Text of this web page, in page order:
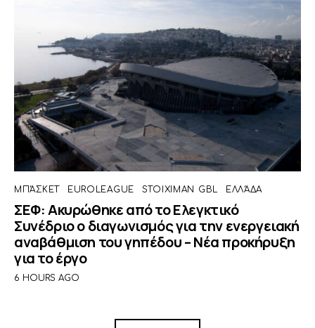
ΜΠΆΣΚΕΤ EUROLEAGUE STOIXIMAN GBL ΕΛΛΆΔΑ
ΣΕΦ: Ακυρώθηκε από το Ελεγκτικό
Συνέδριο ο διαγωνισμός για την ενεργειακή
αναβάθμιση του γηπέδου – Νέα προκήρυξη
για το έργο
6 HOURS AGO